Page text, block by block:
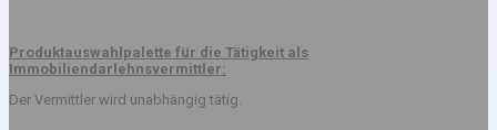
Produktauswahlpalette für die Tätigkeit als
Immobiliendarlehnsvermittler:
Der Vermittler wird unabhängig tätig.